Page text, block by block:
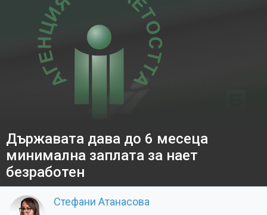
Държавата дава до 6 месеца
минимална заплата за нает
безработен
Стефани Атанасова